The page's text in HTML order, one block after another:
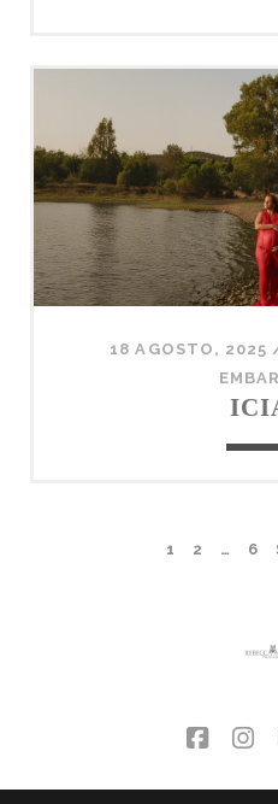
18 AGOSTO, 2025
1 2 … 6